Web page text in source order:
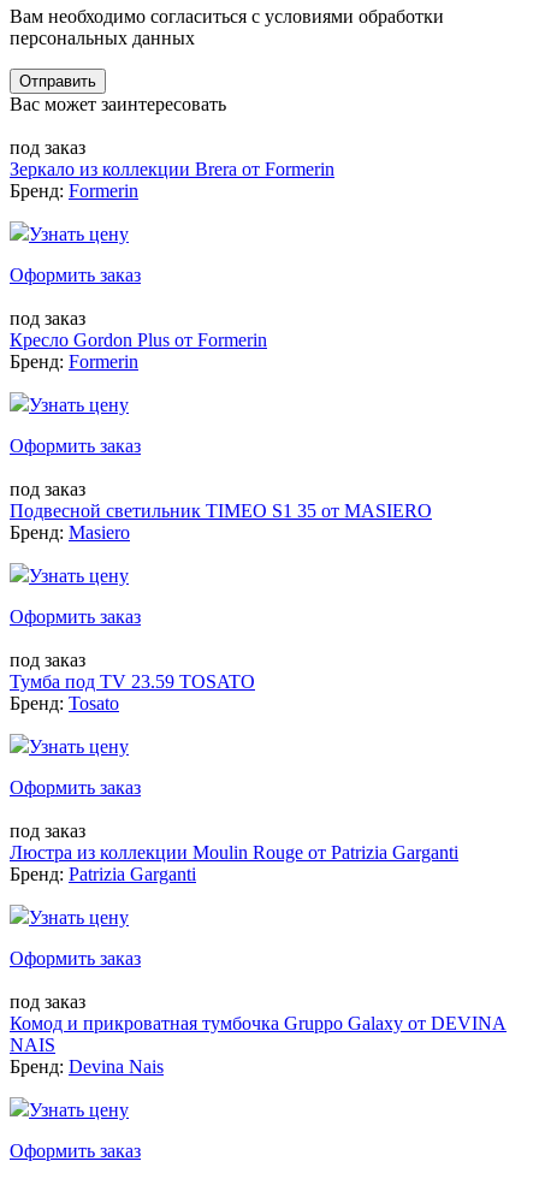
Вам необходимо согласиться с условиями обработки
персональных данных
Отправить
Вас может заинтересовать
под заказ
Зеркало из коллекции Brera от Formerin
Бренд: Formerin
Узнать цену
Оформить заказ
под заказ
Кресло Gordon Plus от Formerin
Бренд: Formerin
Узнать цену
Оформить заказ
под заказ
Подвесной светильник TIMEO S1 35 от MASIERO
Бренд: Masiero
Узнать цену
Оформить заказ
под заказ
Тумба под TV 23.59 TOSATO
Бренд: Tosato
Узнать цену
Оформить заказ
под заказ
Люстра из коллекции Moulin Rouge от Patrizia Garganti
Бренд: Patrizia Garganti
Узнать цену
Оформить заказ
под заказ
Комод и прикроватная тумбочка Gruppo Galaxy от DEVINA
NAIS
Бренд: Devina Nais
Узнать цену
Оформить заказ